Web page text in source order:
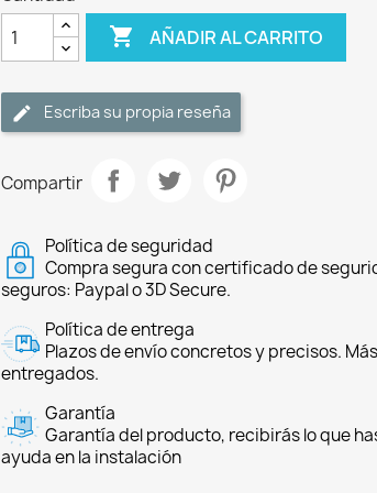
 AÑADIR AL CARRITO
Escriba su propia reseña
Compartir
Política de seguridad
Compra segura con certificado de
seguros: Paypal o 3D Secure.
Política de entrega
Plazos de envío concretos y precisos.
entregados.
Garantía
Garantía del producto, recibirás lo que
ayuda en la instalación